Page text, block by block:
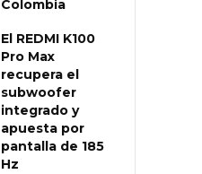
Colombia
El REDMI K100
Pro Max
recupera el
subwoofer
integrado y
apuesta por
pantalla de 185
Hz